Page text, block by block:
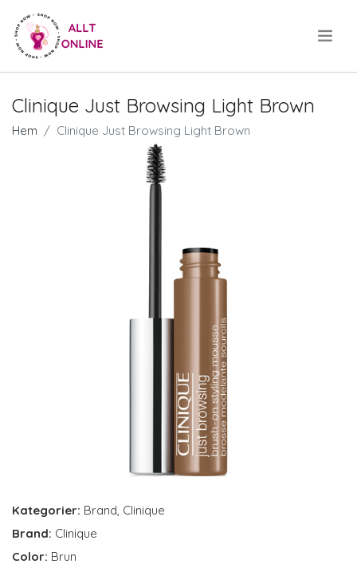
Clinique Just Browsing Light Brown
Hem Clinique Just Browsing Light Brown
Kategorier: Brand, Clinique
Brand: Clinique
Color: Brun